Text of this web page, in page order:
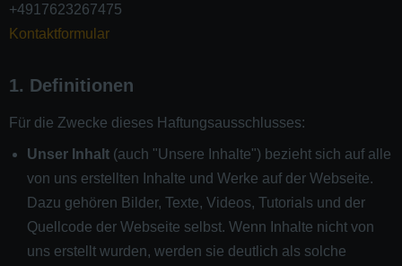
+4917623267475
Kontaktformular
1. Definitionen
Für die Zwecke dieses Haftungsausschlusses:
Unser Inhalt (auch "Unsere Inhalte") bezieht sich auf alle
von uns erstellten Inhalte und Werke auf der Webseite.
Dazu gehören Bilder, Texte, Videos, Tutorials und der
Quellcode der Webseite selbst. Wenn Inhalte nicht von
uns erstellt wurden, werden sie deutlich als solche